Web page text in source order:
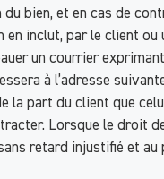
bien, et en cas de
inclut, par le client ou
un courrier
à l’adresse
la part du client que
Lorsque le droit
retard injustifié et au